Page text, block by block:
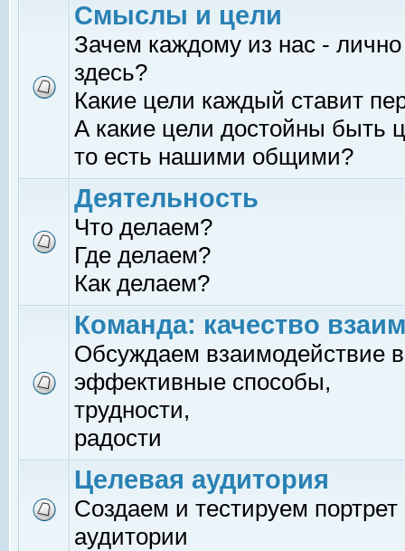
Смыслы и цели
Зачем каждому из нас -
здесь?
Какие цели каждый ставит
А какие цели достойны быть
то есть нашими общими?
Деятельность
Что делаем?
Где делаем?
Как делаем?
Команда: качество
Обсуждаем взаимодействие
эффективные способы,
трудности,
радости
Целевая аудитория
Создаем и тестируем
аудитории